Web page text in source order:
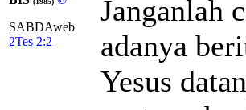
SABDAweb
2Tes 2:2
Janganlah
adanya
Yesus